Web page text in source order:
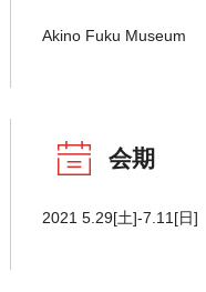
Akino Fuku Museum
会期
2021 5.29[土]-7.11[日]